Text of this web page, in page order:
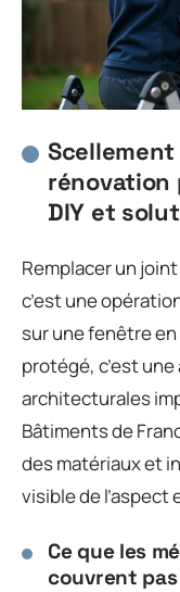
rénovation
DIY et
Remplacer un
c’est une
sur une fenêtre
protégé, c’est
architecturales
Bâtiments de
des matériaux et
visible de l’aspect
Ce que les
couvrent pas